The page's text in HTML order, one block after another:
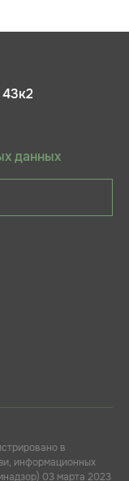
данных
в
информационных
03 марта 2023